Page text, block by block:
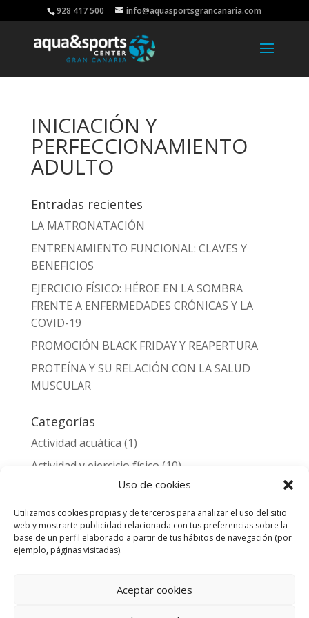
Uso de cookies
Utilizamos cookies propias y de terceros para analizar el uso del sitio
web y mostrarte publicidad relacionada con tus preferencias sobre la
base de un perfil elaborado a partir de tus hábitos de navegación (por
ejemplo, páginas visitadas).
Aceptar cookies
928 417 500 info@aquasportsgrancanaria.com
INICIACIÓN Y
PERFECCIONAMIENTO
ADULTO
Entradas recientes
LA MATRONATACIÓN
ENTRENAMIENTO FUNCIONAL: CLAVES Y
BENEFICIOS
EJERCICIO FÍSICO: HÉROE EN LA SOMBRA
FRENTE A ENFERMEDADES CRÓNICAS Y LA
COVID-19
PROMOCIÓN BLACK FRIDAY Y REAPERTURA
PROTEÍNA Y SU RELACIÓN CON LA SALUD
MUSCULAR
Categorías
Actividad acuática (1)
Actividad y ejercicio físico (10)
Alimentación y nutrición(3)
Entrenamiento deportivo y lesiones(2)
Noticias(1)
Salud(11)